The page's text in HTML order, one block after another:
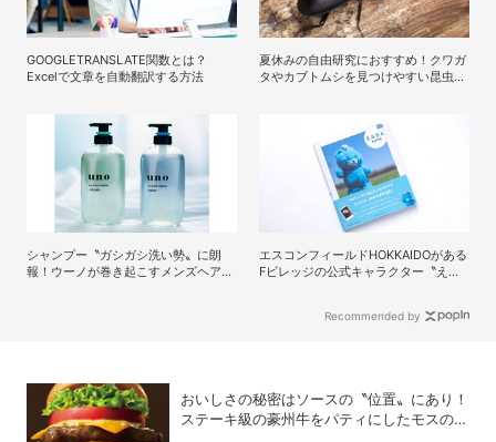
GOOGLETRANSLATE関数とは？
Excelで文章を自動翻訳する方法
夏休みの自由研究におすすめ！クワガ
タやカブトムシを見つけやすい昆虫博
シャンプー〝ガシガシ洗い勢〟に朗
報！ウーノが巻き起こすメンズヘアケ
エスコンフィールドHOKKAIDOがある
Fビレッジの公式キャラクター〝えふ
Recommended by
おいしさの秘密はソースの〝位置〟にあり！
ステーキ級の豪州牛をパティにしたモスの